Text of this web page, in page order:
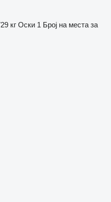
кг Оски 1 Број на места за